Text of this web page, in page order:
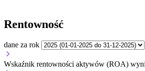
Rentowność
dane za rok
Wskaźnik rentowności aktywów (ROA)